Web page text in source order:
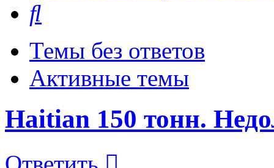
Темы без ответов
Активные темы
Haitian 150 тонн.